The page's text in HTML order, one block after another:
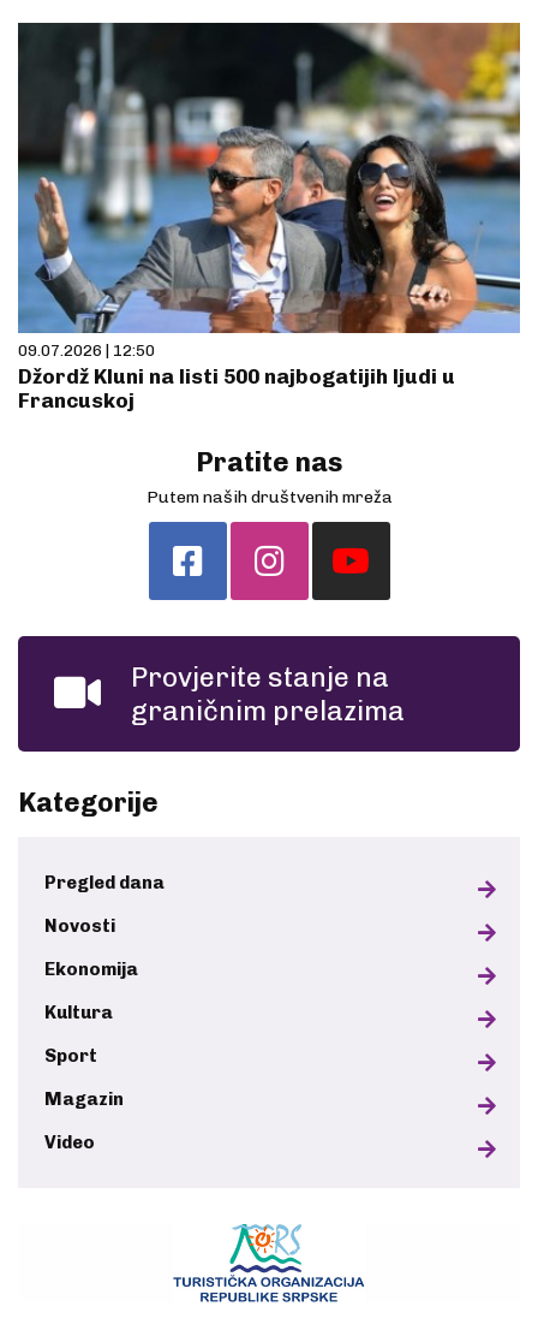
09.07.2026 | 12:50
Džordž Kluni na listi 500 najbogatijih ljudi u
Francuskoj
Pratite nas
Putem naših društvenih mreža
Provjerite stanje na
graničnim prelazima
Kategorije
Pregled dana
Novosti
Ekonomija
Kultura
Sport
Magazin
Video